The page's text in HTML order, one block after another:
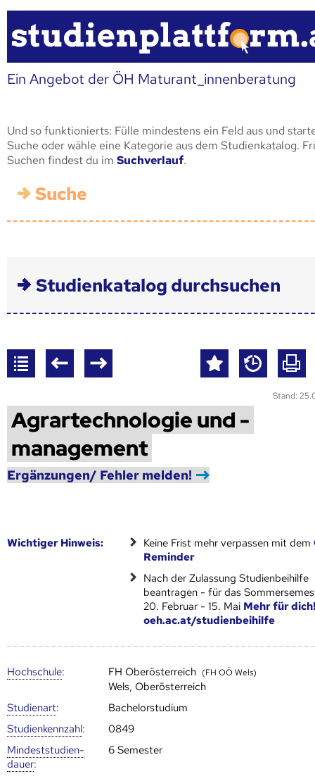
Ein Angebot der ÖH Maturant_innenberatung
Und so funktionierts: Fülle mindestens ein Feld aus und
Suche oder wähle eine Kategorie aus dem Studienkatalog.
Suchen findest du im Suchverlauf.
Suche
Studienkatalog durchsuchen
Stand:
Agrartechnologie und -
management
Ergänzungen/ Fehler melden!
Wich­ti­ger Hin­weis: Keine Frist mehr verpassen mit dem
Reminder
Nach der Zulassung Studienbeihilfe
beantragen - für das
20. Februar - 15. Mai Mehr für
oeh.ac.at/studienbeihilfe
Hoch­schule: FH Oberösterreich (FH OÖ Wels)
Wels, Oberösterreich
Studienart:
Bachelorstudium
Studien­kenn­zahl:
0849
Mindest­studien­
dauer:
6 Semester